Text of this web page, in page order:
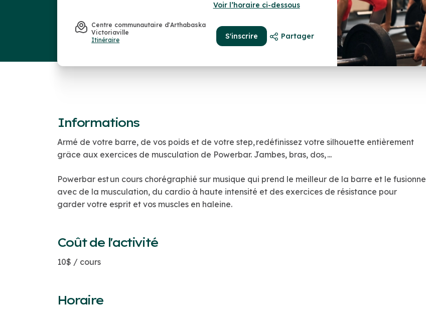
Voir l’horaire ci-dessous
Centre communautaire d'Arthabaska
Victoriaville
Itinéraire
S'inscrire Partager
Informations
Armé de votre barre, de vos poids et de votre step, redéfinissez votre silhouette entièrement
grâce aux exercices de musculation de Powerbar. Jambes, bras, dos, ...
Powerbar est un cours chorégraphié sur musique qui prend le meilleur de la barre et le fusionne
avec de la musculation, du cardio à haute intensité et des exercices de résistance pour
garder votre esprit et vos muscles en haleine.
Coût de l'activité
10$ / cours
Horaire